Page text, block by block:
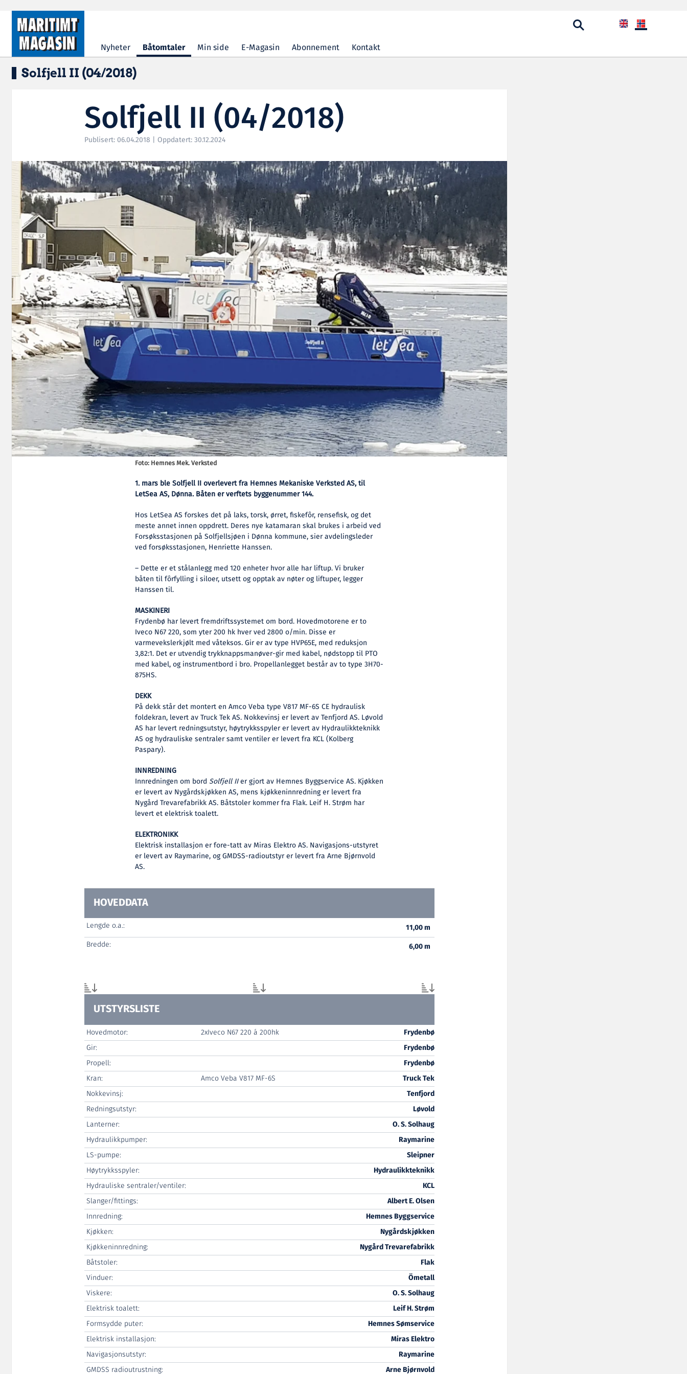
Hopp til hovedinnhold
Nyheter Båtomtaler Min side E-Magasin Abonnement Kontakt
Solfjell II (04/2018)
Solfjell II (04/2018)
Publisert: 06.04.2018 | Oppdatert: 30.12.2024
Foto: Hemnes Mek. Verksted
1. mars ble Solfjell II overlevert fra Hemnes Mekaniske Verksted AS, til
LetSea AS, Dønna. Båten er verftets byggenummer 144.
Hos LetSea AS forskes det på laks, torsk, ørret, fiskefôr, rensefisk, og det
meste annet innen oppdrett. Deres nye katamaran skal brukes i arbeid ved
Forsøksstasjonen på Solfjellsjøen i Dønna kommune, sier avdelingsleder
ved forsøksstasjonen, Henriette Hanssen.
– Dette er et stålanlegg med 120 enheter hvor alle har liftup. Vi bruker
båten til fôrfylling i siloer, utsett og opptak av nøter og liftuper, legger
Hanssen til.
MASKINERI
Frydenbø har levert fremdriftssystemet om bord. Hovedmotorene er to
Iveco N67 220, som yter 200 hk hver ved 2800 o/min. Disse er
varmevekslerkjølt med våteksos. Gir er av type HVP65E, med reduksjon
3,82:1. Det er utvendig trykknappsmanøver-gir med kabel, nødstopp til PTO
med kabel, og instrumentbord i bro. Propellanlegget består av to type 3H70-
875HS.
DEKK
På dekk står det montert en Amco Veba type V817 MF-6S CE hydraulisk
foldekran, levert av Truck Tek AS. Nokkevinsj er levert av Tenfjord AS. Løvold
AS har levert redningsutstyr, høytrykksspyler er levert av Hydraulikkteknikk
AS og hydrauliske sentraler samt ventiler er levert fra KCL (Kolberg
Paspary).
INNREDNING
Innredningen om bord Solfjell IIer gjort av Hemnes Byggservice AS. Kjøkken
er levert av Nygårdskjøkken AS, mens kjøkkeninnredning er levert fra
Nygård Trevarefabrikk AS. Båtstoler kommer fra Flak. Leif H. Strøm har
levert et elektrisk toalett.
ELEKTRONIKK
Elektrisk installasjon er fore-tatt av Miras Elektro AS. Navigasjons-utstyret
er levert av Raymarine, og GMDSS-radioutstyr er levert fra Arne Bjørnvold
AS.
HOVEDDATA
Lengde o.a.:
11,00 m
Bredde:
6,00 m
UTSTYRSLISTE
Hovedmotor: 2xIveco N67 220 á 200hk
Frydenbø
Gir:
Frydenbø
Propell:
Frydenbø
Kran:
Amco Veba V817 MF-6S
Truck Tek
Nokkevinsj:
Tenfjord
Redningsutstyr:
Løvold
Lanterner:
O. S. Solhaug
Hydraulikkpumper:
Raymarine
LS-pumpe:
Sleipner
Høytrykksspyler:
Hydraulikkteknikk
Hydrauliske sentraler/ventiler:
KCL
Slanger/fittings:
Albert E. Olsen
Innredning:
Hemnes Byggservice
Kjøkken:
Nygårdskjøkken
Kjøkkeninnredning:
Nygård Trevarefabrikk
Båtstoler:
Flak
Vinduer:
Ömetall
Viskere:
O. S. Solhaug
Elektrisk toalett:
Leif H. Strøm
Formsydde puter:
Hemnes Sømservice
Elektrisk installasjon:
Miras Elektro
Navigasjonsutstyr:
Raymarine
GMDSS radioutrustning:
Arne Bjørnvold